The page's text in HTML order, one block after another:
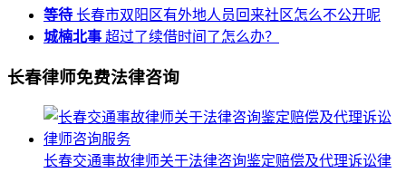
等待 长春市双阳区有外地人员回来社区怎么不公开呢
城楠北事 超过了续借时间了怎么办？
长春律师免费法律咨询
长春交通事故律师关于法律咨询鉴定赔偿及代理诉讼律